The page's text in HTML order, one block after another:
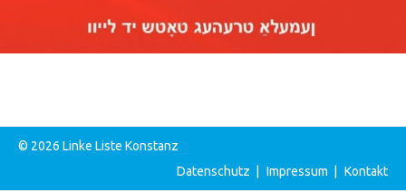
© 2026 Linke Liste Konstanz
Datenschutz | Impressum | Kontakt